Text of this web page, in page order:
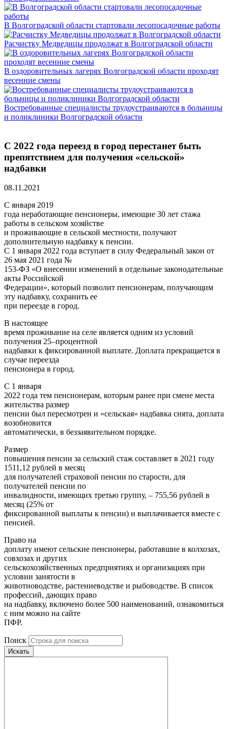
В Волгоградской области стартовали лесопосадочные работы
Расчистку Медведицы продолжат в Волгоградской области
В оздоровительных лагерях Волгоградской области проходят
весенние смены
Востребованные специалисты трудоустраиваются в больницы
и поликлиники Волгоградской области
С 2022 года переезд в город перестанет быть
препятствием для получения «сельской»
надбавки
08.11.2021
С января 2019
года неработающие пенсионеры, имеющие 30 лет стажа
работы в сельском хозяйстве
и проживающие в сельской местности, получают
дополнительную надбавку к пенсии.
С 1 января 2022 года вступает в силу Федеральный закон от
26 мая 2021 года №
153-ФЗ «О внесении изменений в отдельные законодательные
акты Российской
Федерации», который позволит пенсионерам, получающим
эту надбавку, сохранить ее
при переезде в город.
В настоящее
время проживание на селе является одним из условий
получения 25–процентной
надбавки к фиксированной выплате. Доплата прекращается в
случае переезда
пенсионера в город.
С 1 января
2022 года тем пенсионерам, которым ранее при смене места
жительства размер
пенсии был пересмотрен и «сельская» надбавка снята, доплата
возобновится
автоматически, в беззаявительном порядке.
Размер
повышения пенсии за сельский стаж составляет в 2021 году
1511,12 рублей в месяц
для получателей страховой пенсии по старости, для
получателей пенсии по
инвалидности, имеющих третью группу, – 755,56 рублей в
месяц (25% от
фиксированной выплаты к пенсии) и выплачивается вместе с
пенсией.
Право на
доплату имеют сельские пенсионеры, работавшие в колхозах,
совхозах и других
сельскохозяйственных предприятиях и организациях при
условии занятости в
животноводстве, растениеводстве и рыбоводстве. В список
профессий, дающих право
на надбавку, включено более 500 наименований, ознакомиться
с ним можно на сайте
ПФР.
Поиск
Искать